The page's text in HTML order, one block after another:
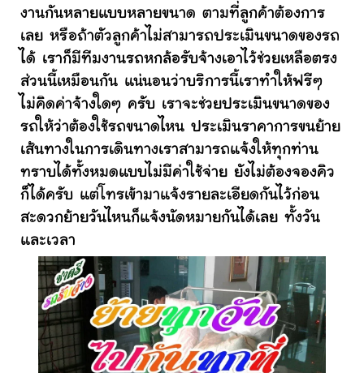
งานกันหลายแบบหลายขนาด ตามที่ลูกค้าต้องการ
เลย หรือถ้าตัวลูกค้าไม่สามารถประเมินขนาดของรถ
ได้ เราก็มีทีมงานรถหกล้อรับจ้างเอาไว้ช่วยเหลือตรง
ส่วนนี้เหมือนกัน แน่นอนว่าบริการนี้เราทำให้ฟรีๆ
ไม่คิดค่าจ้างใดๆ ครับ เราจะช่วยประเมินขนาดของ
รถให้ว่าต้องใช้รถขนาดไหน ประเมินราคาการขนย้าย
เส้นทางในการเดินทางเราสามารถแจ้งให้ทุกท่าน
ทราบได้ทั้งหมดแบบไม่มีค่าใช้จ่าย ยังไม่ต้องจองคิว
ก็ได้ครับ แต่โทรเข้ามาแจ้งรายละเอียดกันไว้ก่อน
สะดวกย้ายวันไหนก็แจ้งนัดหมายกันได้เลย ทั้งวัน
และเวลา